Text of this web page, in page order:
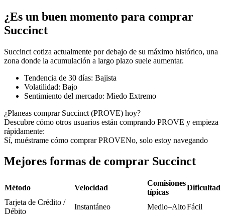
Futuros del USDC
Futuros que utilizan USDC como garantía
Copiar Trading
¿Es un buen momento para comprar
Succinct
Succinct cotiza actualmente por debajo de su máximo histórico, una
zona donde la acumulación a largo plazo suele aumentar.
Tendencia de 30 días: Bajista
Volatilidad: Bajo
Sentimiento del mercado: Miedo Extremo
¿Planeas comprar Succinct (PROVE) hoy?
Descubre cómo otros usuarios están comprando PROVE y empieza
rápidamente:
Sí, muéstrame cómo comprar PROVENo, solo estoy navegando
Mejores formas de comprar Succinct
Método Velocidad
Comisiones
típicas
Dificultad
Tarjeta de Crédito /
Débito
Instantáneo Medio–AltoFácil